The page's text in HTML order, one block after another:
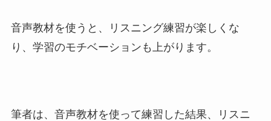
音声教材を使うと、リスニング練習が楽しくな
り、学習のモチベーションも上がります。
筆者は、音声教材を使って練習した結果、リスニ